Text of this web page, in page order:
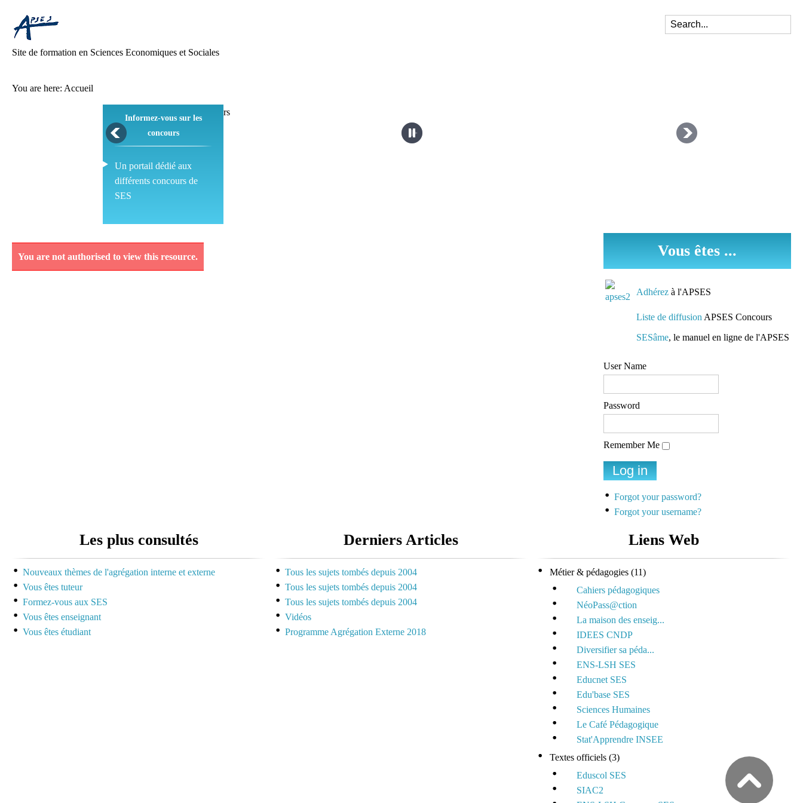
Site de formation en Sciences Economiques et Sociales
You are here: Accueil
Informez-vous sur les
concours
Un portail dédié aux
différents concours de
SES
Découvrez et analysez
dédiée à la préparation
mutualiser et se motiver
You are not authorised to view this resource. Vous êtes ...
Adhérez à l'APSES
Liste de diffusion APSES Concours
SESâme, le manuel en ligne de l'APSES
User Name
Password
Remember Me
Forgot your password?
Forgot your username?
Les plus consultés
Nouveaux thèmes de l'agrégation interne et externe
Vous êtes tuteur
Formez-vous aux SES
Vous êtes enseignant
Vous êtes étudiant
Derniers Articles
Tous les sujets tombés depuis 2004
Tous les sujets tombés depuis 2004
Tous les sujets tombés depuis 2004
Vidéos
Programme Agrégation Externe 2018
Liens Web
Métier & pédagogies (11)
Cahiers pédagogiques
NéoPass@ction
La maison des enseig...
IDEES CNDP
Diversifier sa péda...
ENS-LSH SES
Educnet SES
Edu'base SES
Sciences Humaines
Le Café Pédagogique
Stat'Apprendre INSEE
Textes officiels (3)
Eduscol SES
SIAC2